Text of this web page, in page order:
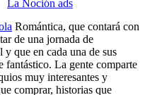
La Noción ads
Romántica, que contará con
de una jornada de
y que en cada una de sus
fantástico. La gente comparte
muy interesantes y
comprar, historias que